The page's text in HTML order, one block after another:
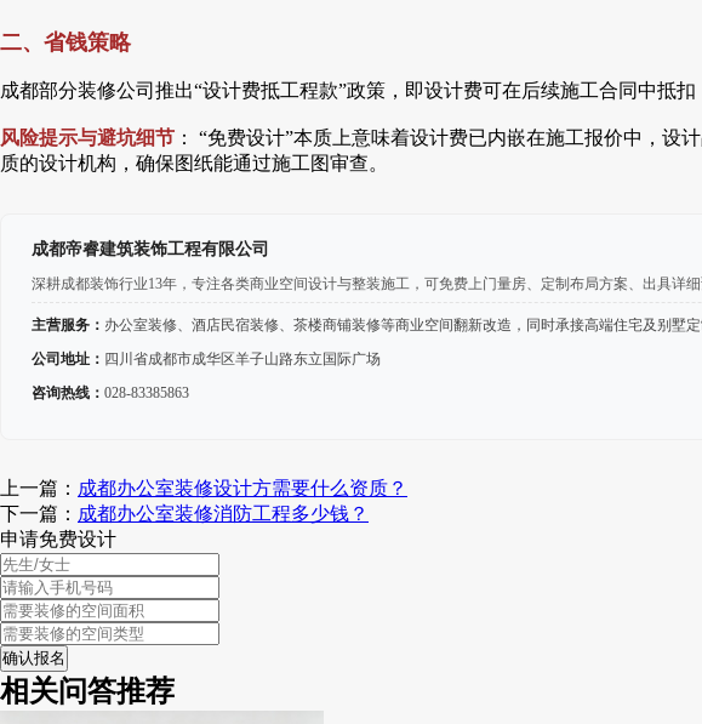
二、省钱策略
成都部分装修公司推出“设计费抵工程款”政策，即设计费可在后续施工合同中抵
风险提示与避坑细节 ： “免费设计”本质上意味着设计费已内嵌在施工报价中，
质的设计机构，确保图纸能通过施工图审查。
成都帝睿建筑装饰工程有限公司
深耕成都装饰行业13年，专注各类商业空间设计与整装施工，可免费上门量房、定制布局方案、出具详细
主营服务： 办公室装修、酒店民宿装修、茶楼商铺装修等商业空间翻新改造，同时承接高端住宅及别墅定
公司地址： 四川省成都市成华区羊子山路东立国际广场
咨询热线： 028-83385863
上一篇： 成都办公室装修设计方需要什么资质？
下一篇： 成都办公室装修消防工程多少钱？
申请免费设计
相关问答推荐